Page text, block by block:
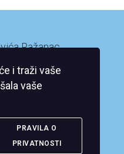
Ražanac
i traži vaše
vaše
PRAVILA O
PRIVATNOSTI